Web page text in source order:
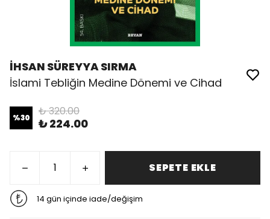
İHSAN SÜREYYA SIRMA
İslami Tebliğin Medine Dönemi ve Cihad
%30 ₺ 320.00
₺ 224.00
SEPETE EKLE
14 gün içinde iade/değişim